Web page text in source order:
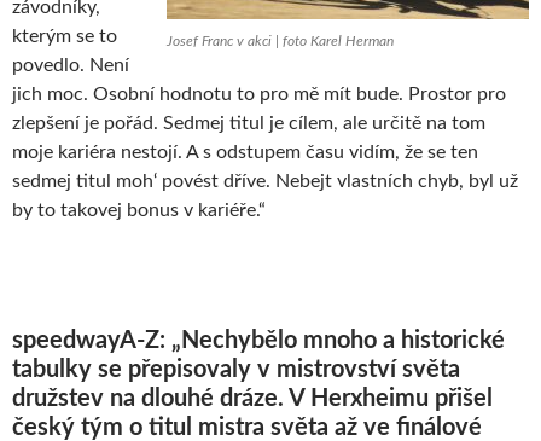
Josef Franc v akci | foto Karel Herman
závodníky,
kterým se to
povedlo. Není
jich moc. Osobní hodnotu to pro mě mít bude. Prostor pro
zlepšení je pořád. Sedmej titul je cílem, ale určitě na tom
moje kariéra nestojí. A s odstupem času vidím, že se ten
sedmej titul moh‘ povést dříve. Nebejt vlastních chyb, byl už
by to takovej bonus v kariéře.“
speedwayA-Z: „Nechybělo mnoho a historické
tabulky se přepisovaly v mistrovství světa
družstev na dlouhé dráze. V Herxheimu přišel
český tým o titul mistra světa až ve finálové